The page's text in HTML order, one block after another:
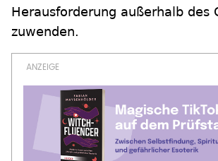
Herausforderung außerhalb des
zuwenden.